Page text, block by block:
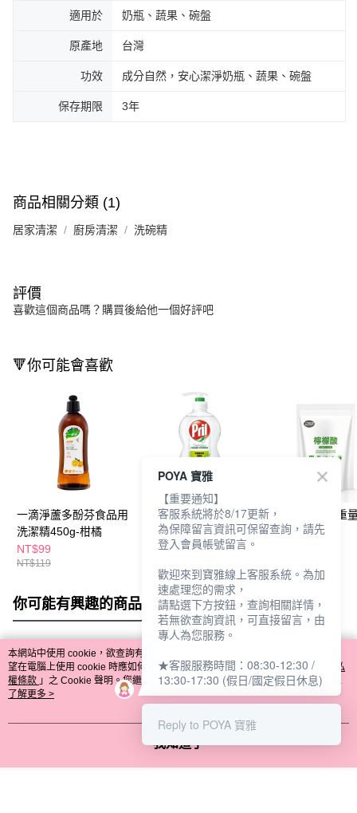
適用於 奶瓶、蔬果、碗盤
原產地 台灣
功效 成分自然，安心潔淨奶瓶、蔬果、碗盤
保存期限 3年
商品相關分類 (1)
居家清潔 廚房清潔 洗碗精
評價
喜歡這個商品嗎？購買後給他一個好評吧
🔻你可能會喜歡
一滴淨蘆多酚芬食品用
洗潔精450g-柑橘
NT$99
NT$119
Pril淨麗植純萃洗碗精
750ml-檸檬草
NT$159
巧易潔檸檬酸重
500g
你可能有興趣的商品 全站排行
熱門標籤
本網站中使用 cookie，欲查詢有關本網站使用 cookie 方式之詳情，及若您不希
望在電腦上使用 cookie 時應如何變更電腦的 cookie 設定，請參閱本網站「
隱私
權條款 」之 Cookie 聲明。您繼續使用本網站即表示您同意本公司得按本網站使
用條款之 Cookie 聲明使用 cookie。
了解更多 >
我知道了
POYA 寶雅
【重要通知】
客服系統將於8/17更新，
為保障留言資訊可保留查詢，請先
登入會員帳號留言。
歡迎來到寶雅線上客服系統。為加
速處理您的需求，
請點選下方按鈕，查詢相關詳情，
若無欲查詢資訊，可直接留言，由
專人為您服務。
★客服服務時間：08:30-12:30 /
13:30-17:30 (假日/國定假日休息)
Reply to POYA 寶雅